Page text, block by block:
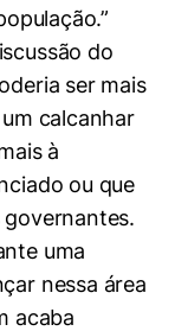
do
ser mais
calcanhar
à
ou que
uma
nessa área
acaba